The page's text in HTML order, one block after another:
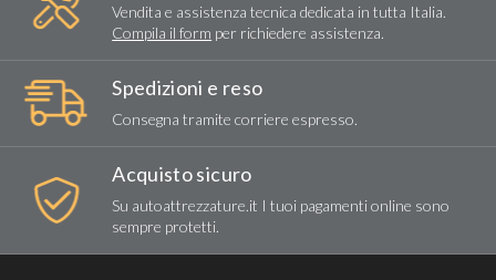
Vendita e assistenza tecnica dedicata in tutta Italia.
Compila il form per richiedere assistenza.
Spedizioni e reso
Consegna tramite corriere espresso.
Acquisto sicuro
Su autoattrezzature.it I tuoi pagamenti online sono
sempre protetti.